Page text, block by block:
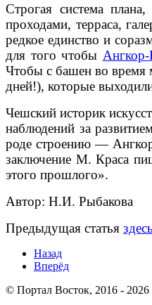
Строгая система
проходами, терраса,
редкое единство и
для того чтобы Ангкор-
Чтобы с башен во время
дней!), которые
Чешский историк
наблюдений за
роде строению —
заключение М. Краса
этого прошлого».
Автор: Н.И. Рыбакова
Предыдущая статья здесь
Назад
Вперёд
© Портал Восток, 2016 - 2026